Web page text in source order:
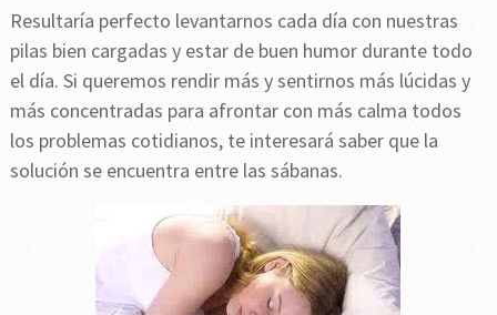
Resultaría perfecto levantarnos cada día con nuestras
pilas bien cargadas y estar de buen humor durante todo
el día. Si queremos rendir más y sentirnos más lúcidas y
más concentradas para afrontar con más calma todos
los problemas cotidianos, te interesará saber que la
solución se encuentra entre las sábanas.